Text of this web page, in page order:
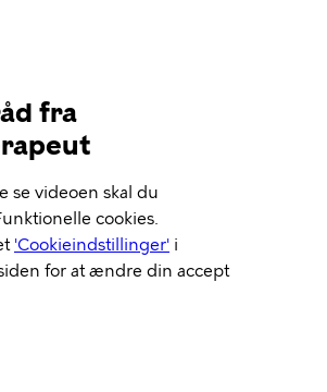
fra
se videoen skal du
cookies.
'Cookieindstillinger' i
for at ændre din accept